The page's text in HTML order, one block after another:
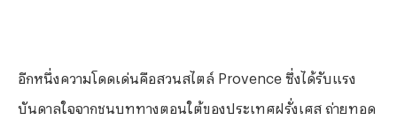
อีกหนึ่งความโดดเด่นคือสวนสไตล์ Provence ซึ่งได้รับแรง
บันดาลใจจากชนบททางตอนใต้ของประเทศฝรั่งเศส ถ่ายทอด